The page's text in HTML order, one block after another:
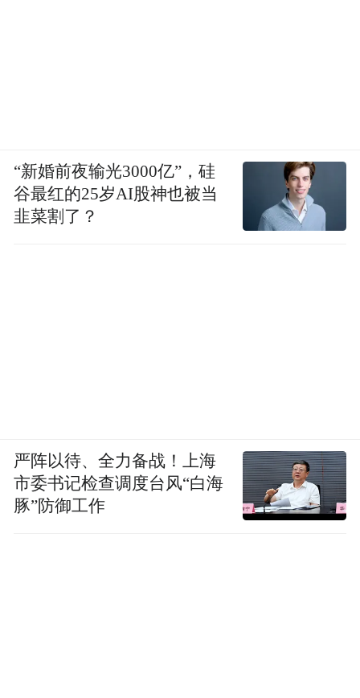
“新婚前夜输光3000亿”，硅
谷最红的25岁AI股神也被当
韭菜割了？
严阵以待、全力备战！上海
市委书记检查调度台风“白海
豚”防御工作